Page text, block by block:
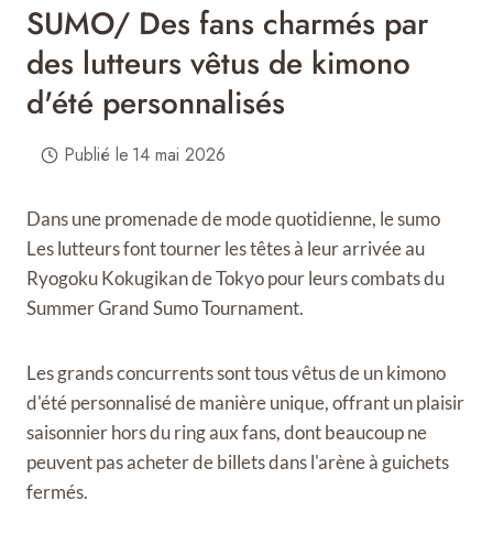
SUMO/ Des fans charmés par
des lutteurs vêtus de kimono
d'été personnalisés
Publié le 14 mai 2026
Dans une promenade de mode quotidienne, le sumo
Les lutteurs font tourner les têtes à leur arrivée au
Ryogoku Kokugikan de Tokyo pour leurs combats du
Summer Grand Sumo Tournament.
Les grands concurrents sont tous vêtus deun kimono
d'été personnalisé de manière unique, offrant un plaisir
saisonnier hors du ring aux fans, dont beaucoup ne
peuvent pas acheter de billets dans l'arène à guichets
fermés.